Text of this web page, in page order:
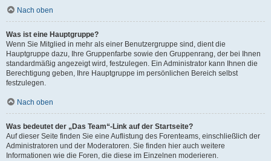
Nach oben
Was ist eine Hauptgruppe?
Wenn Sie Mitglied in mehr als einer Benutzergruppe sind, dient die
Hauptgruppe dazu, Ihre Gruppenfarbe sowie den Gruppenrang, der bei Ihnen
standardmäßig angezeigt wird, festzulegen. Ein Administrator kann Ihnen die
Berechtigung geben, Ihre Hauptgruppe im persönlichen Bereich selbst
festzulegen.
Nach oben
Was bedeutet der „Das Team“-Link auf der Startseite?
Auf dieser Seite finden Sie eine Auflistung des Forenteams, einschließlich der
Administratoren und der Moderatoren. Sie finden hier auch weitere
Informationen wie die Foren, die diese im Einzelnen moderieren.